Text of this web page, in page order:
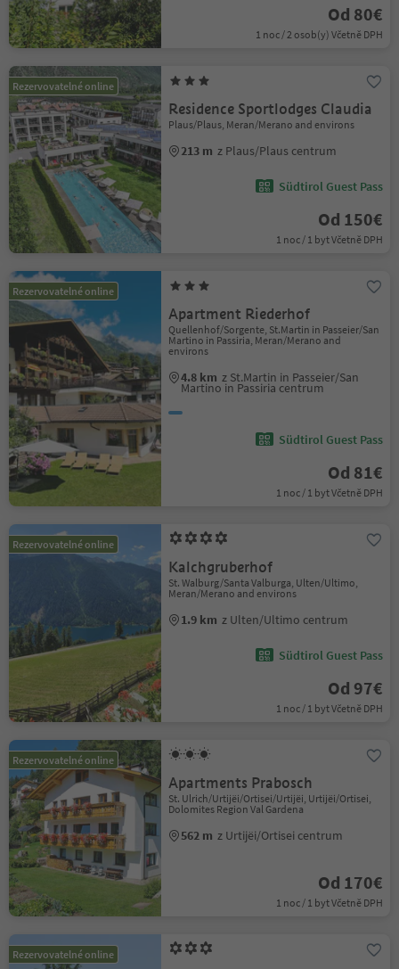
Od 80€
1 noc / 2 osob(y) Včetně DPH
Rezervovatelné online
Residence Sportlodges Claudia
Plaus/Plaus, Meran/Merano and environs
213 m z Plaus/Plaus centrum
Südtirol Guest Pass
Od 150€
1 noc / 1 byt Včetně DPH
Rezervovatelné online
Apartment Riederhof
Quellenhof/Sorgente, St.Martin in Passeier/San
Martino in Passiria, Meran/Merano and
environs
4.8 km z St.Martin in Passeier/San
Martino in Passiria centrum
Südtirol Guest Pass
Od 81€
1 noc / 1 byt Včetně DPH
Rezervovatelné online
Kalchgruberhof
St. Walburg/Santa Valburga, Ulten/Ultimo,
Meran/Merano and environs
1.9 km z Ulten/Ultimo centrum
Südtirol Guest Pass
Od 97€
1 noc / 1 byt Včetně DPH
Rezervovatelné online
Apartments Prabosch
St. Ulrich/Urtijëi/Ortisei/Urtijëi, Urtijëi/Ortisei,
Dolomites Region Val Gardena
562 m z Urtijëi/Ortisei centrum
Od 170€
1 noc / 1 byt Včetně DPH
Rezervovatelné online